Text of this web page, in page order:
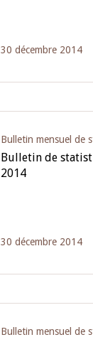
30 décembre 2014
Bulletin mensuel de
Bulletin de
2014
30 décembre 2014
Bulletin mensuel de